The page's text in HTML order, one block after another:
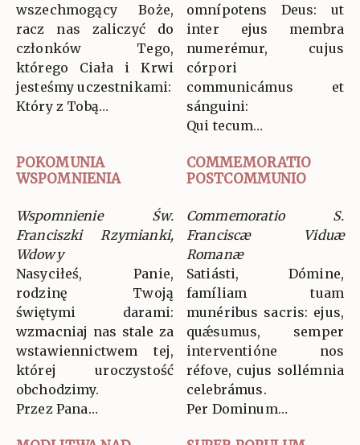
wszechmogący Boże,
racz nas zaliczyć do
członków Tego,
którego Ciała i Krwi
jesteśmy uczestnikami:
Który z Tobą…
omnípotens Deus: ut
inter ejus membra
numerémur, cujus
córpori
communicámus et
sánguini:
Qui tecum…
POKOMUNIA
WSPOMNIENIA
COMMEMORATIO
POSTCOMMUNIO
Wspomnienie Św.
Franciszki Rzymianki,
Wdowy
Nasyciłeś, Panie,
rodzinę Twoją
świętymi darami:
wzmacniaj nas stale za
wstawiennictwem tej,
której uroczystość
obchodzimy.
Przez Pana…
Commemoratio S.
Franciscæ Viduæ
Romanæ
Satiásti, Dómine,
famíliam tuam
munéribus sacris: ejus,
quǽsumus, semper
interventióne nos
réfove, cujus sollémnia
celebrámus.
Per Dominum…